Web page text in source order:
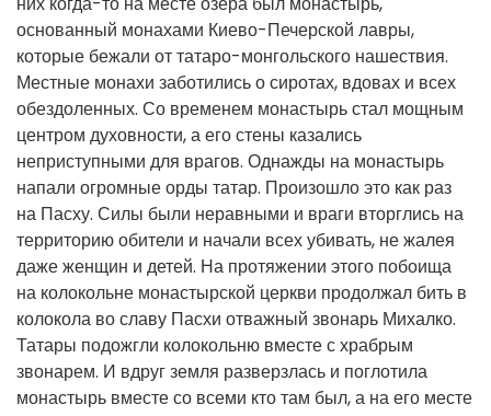
основанный монахами Киево-Печерской лавры,
которые бежали от татаро-монгольского нашествия.
Местные монахи заботились о сиротах, вдовах и всех
обездоленных. Со временем монастырь стал мощным
центром духовности, а его стены казались
неприступными для врагов. Однажды на монастырь
напали огромные орды татар. Произошло это как раз
на Пасху. Силы были неравными и враги вторглись на
территорию обители и начали всех убивать, не жалея
даже женщин и детей. На протяжении этого побоища
на колокольне монастырской церкви продолжал бить в
колокола во славу Пасхи отважный звонарь Михалко.
Татары подожгли колокольню вместе с храбрым
звонарем. И вдруг земля разверзлась и поглотила
монастырь вместе со всеми кто там был, а на его месте